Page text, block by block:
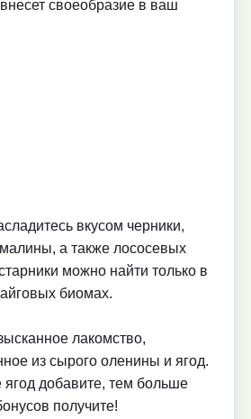
своеобразие в ваш
вкусом черники,
а также лососевых
можно найти только в
биомах.
лакомство,
из сырого оленины и ягод.
добавите, тем больше
получите!